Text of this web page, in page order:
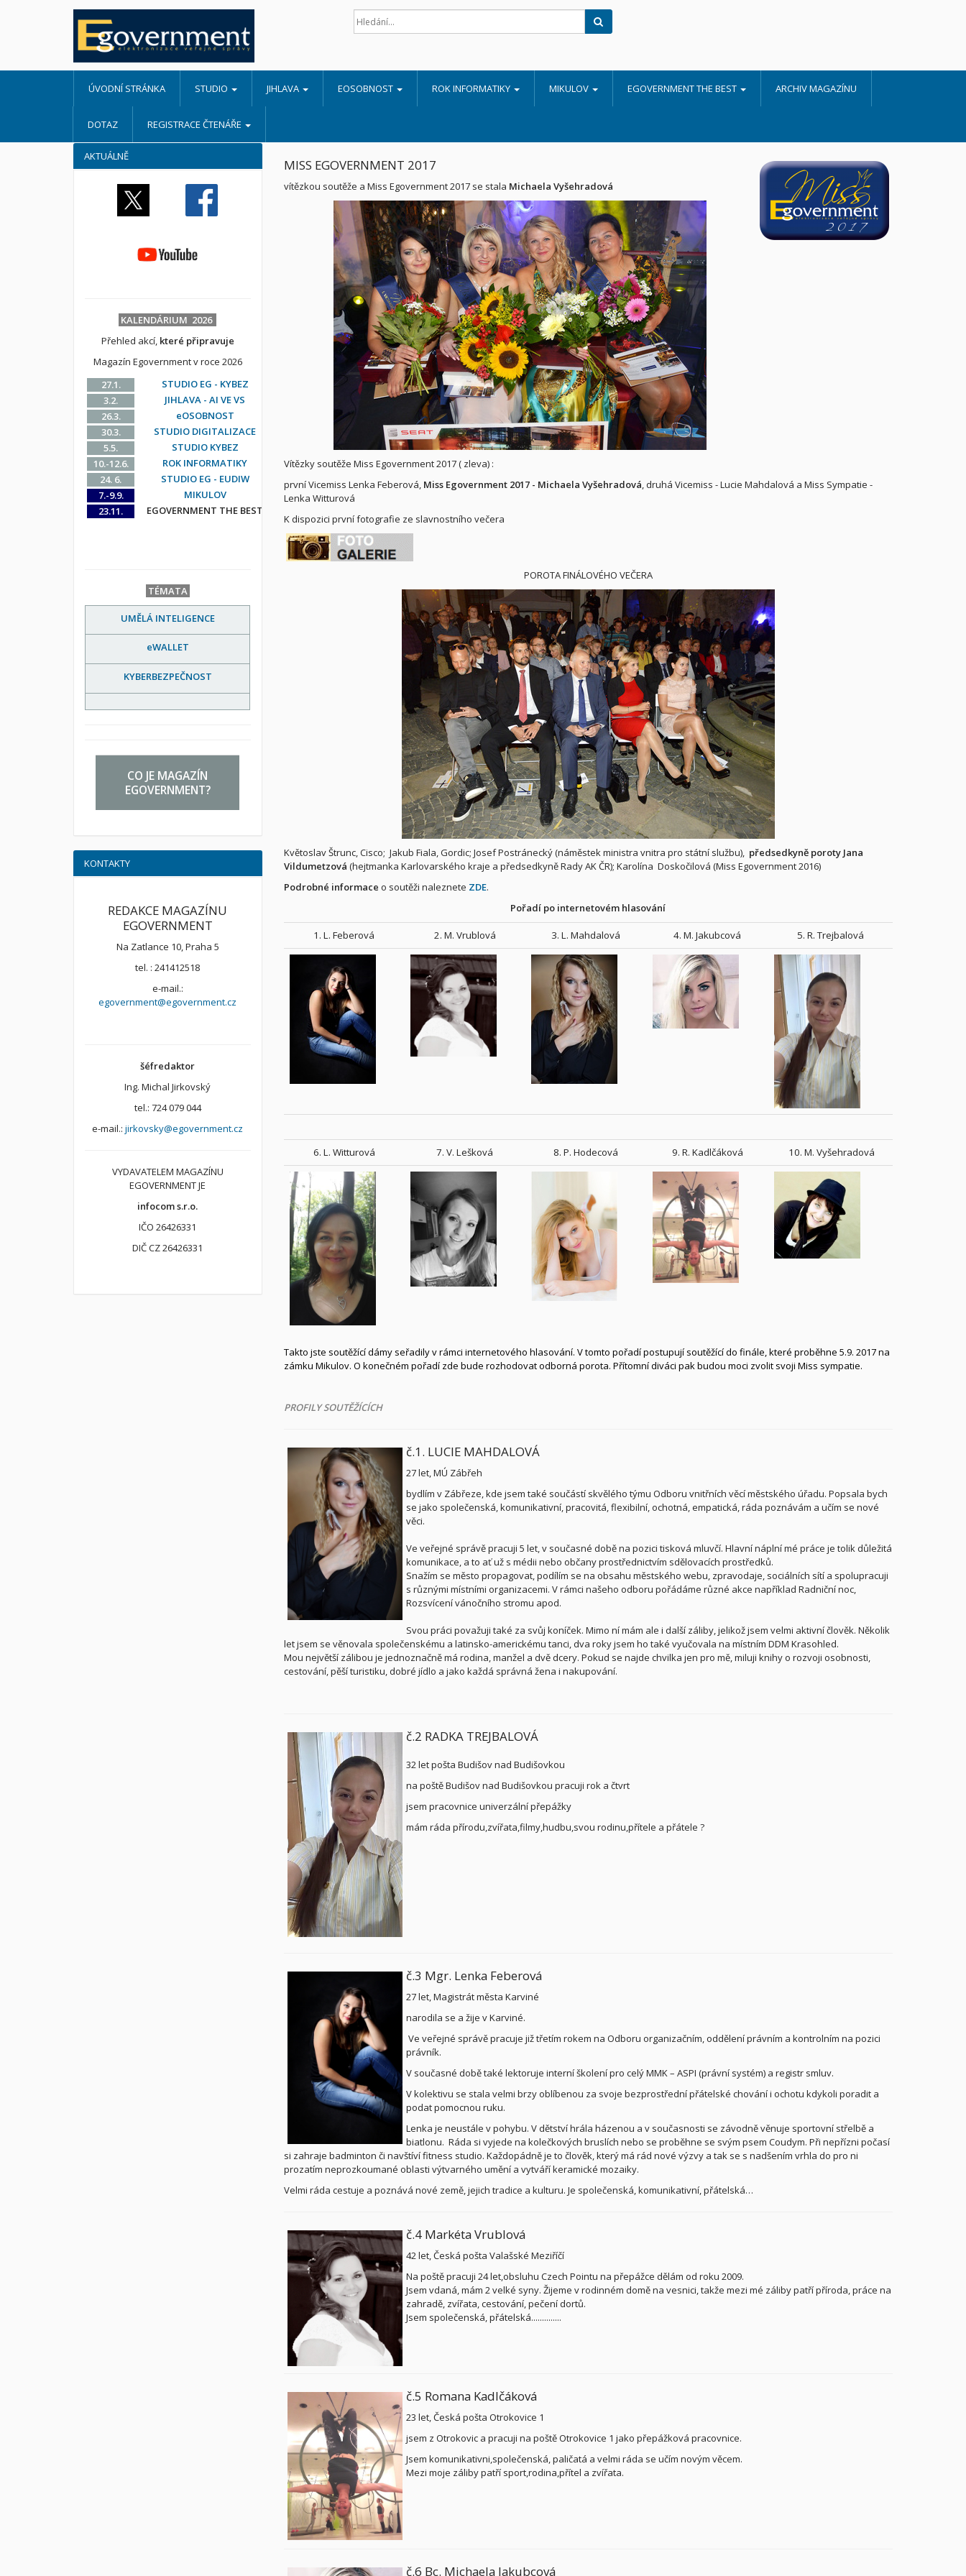
ÚVODNÍ STRÁNKA STUDIO JIHLAVA EOSOBNOST ROK INFORMATIKY MIKULOV EGOVERNMENT THE BEST ARCHIV MAGAZÍNU
DOTAZ REGISTRACE ČTENÁŘE
MISS EGOVERNMENT 2017
vítězkou soutěže a Miss Egovernment 2017 se stala Michaela Vyšehradová
Vítězky soutěže Miss Egovernment 2017 ( zleva) :
první Vicemiss Lenka Feberová, Miss Egovernment 2017 - Michaela Vyšehradová, druhá Vicemiss - Lucie Mahdalová a Miss Sympatie -
Lenka Witturová
K dispozici první fotografie ze slavnostního večera
POROTA FINÁLOVÉHO VEČERA
Květoslav Štrunc, Cisco; Jakub Fiala, Gordic; Josef Postránecký (náměstek ministra vnitra pro státní službu), předsedkyně poroty Jana
Vildumetzová (hejtmanka Karlovarského kraje a předsedkyně Rady AK ČR); Karolína Doskočilová (Miss Egovernment 2016)
Podrobné informace o soutěži naleznete ZDE.
Pořadí po internetovém hlasování
1. L. Feberová 2. M. Vrublová 3. L. Mahdalová 4. M. Jakubcová 5. R. Trejbalová
6. L. Witturová 7. V. Lešková 8. P. Hodecová 9. R. Kadlčáková 10. M. Vyšehradová
Takto jste soutěžící dámy seřadily v rámci internetového hlasování. V tomto pořadí postupují soutěžící do finále, které proběhne 5.9. 2017 na
zámku Mikulov. O konečném pořadí zde bude rozhodovat odborná porota. Přítomní diváci pak budou moci zvolit svoji Miss sympatie.
PROFILY SOUTĚŽÍCÍCH
č.1. LUCIE MAHDALOVÁ
27 let, MÚ Zábřeh
bydlím v Zábřeze, kde jsem také součástí skvělého týmu Odboru vnitřních věcí městského úřadu. Popsala bych
se jako společenská, komunikativní, pracovitá, flexibilní, ochotná, empatická, ráda poznávám a učím se nové
věci.
Ve veřejné správě pracuji 5 let, v současné době na pozici tisková mluvčí. Hlavní náplní mé práce je tolik důležitá
komunikace, a to ať už s médii nebo občany prostřednictvím sdělovacích prostředků.
Snažím se město propagovat, podílím se na obsahu městského webu, zpravodaje, sociálních sítí a spolupracuji
s různými místními organizacemi. V rámci našeho odboru pořádáme různé akce například Radniční noc,
Rozsvícení vánočního stromu apod.
Svou práci považuji také za svůj koníček. Mimo ní mám ale i další záliby, jelikož jsem velmi aktivní člověk. Několik
let jsem se věnovala společenskému a latinsko-americkému tanci, dva roky jsem ho také vyučovala na místním DDM Krasohled.
Mou největší zálibou je jednoznačně má rodina, manžel a dvě dcery. Pokud se najde chvilka jen pro mě, miluji knihy o rozvoji osobnosti,
cestování, pěší turistiku, dobré jídlo a jako každá správná žena i nakupování.
č.2 RADKA TREJBALOVÁ
32 let pošta Budišov nad Budišovkou
na poště Budišov nad Budišovkou pracuji rok a čtvrt
jsem pracovnice univerzální přepážky
mám ráda přírodu,zvířata,filmy,hudbu,svou rodinu,přítele a přátele ?
č.3 Mgr. Lenka Feberová
27 let, Magistrát města Karviné
narodila se a žije v Karviné.
Ve veřejné správě pracuje již třetím rokem na Odboru organizačním, oddělení právním a kontrolním na pozici
právník.
V současné době také lektoruje interní školení pro celý MMK – ASPI (právní systém) a registr smluv.
V kolektivu se stala velmi brzy oblíbenou za svoje bezprostřední přátelské chování i ochotu kdykoli poradit a
podat pomocnou ruku.
Lenka je neustále v pohybu. V dětství hrála házenou a v současnosti se závodně věnuje sportovní střelbě a
biatlonu. Ráda si vyjede na kolečkových bruslích nebo se proběhne se svým psem Coudym. Při nepřízni počasí
si zahraje badminton či navštíví fitness studio. Každopádně je to člověk, který má rád nové výzvy a tak se s nadšením vrhla do pro ni
prozatím neprozkoumané oblasti výtvarného umění a vytváří keramické mozaiky.
Velmi ráda cestuje a poznává nové země, jejich tradice a kulturu. Je společenská, komunikativní, přátelská…
č.4 Markéta Vrublová
42 let, Česká pošta Valašské Meziříčí
Na poště pracuji 24 let,obsluhu Czech Pointu na přepážce dělám od roku 2009.
Jsem vdaná, mám 2 velké syny. Žijeme v rodinném domě na vesnici, takže mezi mé záliby patří příroda, práce na
zahradě, zvířata, cestování, pečení dortů.
Jsem společenská, přátelská..............
č.5 Romana Kadlčáková
23 let, Česká pošta Otrokovice 1
jsem z Otrokovic a pracuji na poště Otrokovice 1 jako přepážková pracovnice.
Jsem komunikativni,společenská, paličatá a velmi ráda se učím novým věcem.
Mezi moje záliby patří sport,rodina,přítel a zvířata.
č.6 Bc. Michaela Jakubcová
AKTUÁLNĚ
KALENDÁRIUM 2026
Přehled akcí, které připravuje
Magazín Egovernment v roce 2026
27.1.
STUDIO EG - KYBEZ
3.2.
JIHLAVA - AI VE VS
26.3.
eOSOBNOST
30.3.
STUDIO DIGITALIZACE
5.5.
STUDIO KYBEZ
10.-12.6.
ROK INFORMATIKY
24. 6.
STUDIO EG - EUDIW
7.-9.9.
MIKULOV
23.11.
EGOVERNMENT THE BEST
TÉMATA
UMĚLÁ INTELIGENCE
eWALLET
KYBERBEZPEČNOST
CO JE MAGAZÍN
EGOVERNMENT?
KONTAKTY
REDAKCE MAGAZÍNU
EGOVERNMENT
Na Zatlance 10, Praha 5
tel. : 241412518
e-mail.:
egovernment@egovernment.cz
šéfredaktor
Ing. Michal Jirkovský
tel.: 724 079 044
e-mail.:jirkovsky@egovernment.cz
VYDAVATELEM MAGAZÍNU
EGOVERNMENT JE
infocom s.r.o.
IČO 26426331
DIČ CZ 26426331